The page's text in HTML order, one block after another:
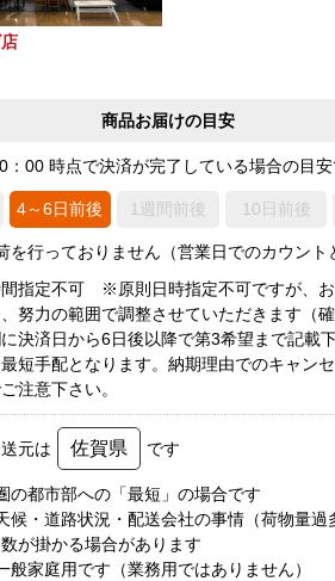
商品お届けの目安
00 時点で決済が完了している場合の目安
4～6日前後 1週間前後 10日前後
を行っておりません（営業日でのカウント
指定不可 ※原則日時指定不可ですが、
努力の範囲で調整させていただきます（
決済日から6日後以降で第3希望まで記載
短手配となります。納期理由でのキャン
注意下さい。
元は 佐賀県 です
の都市部への「最短」の場合です
候・道路状況・配送会社の事情（荷物量過
が掛かる場合があります
般家庭用です（業務用ではありません）